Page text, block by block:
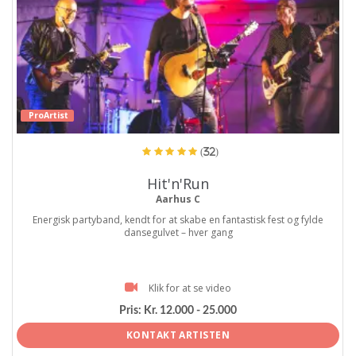
ProArtist
(32)
Hit'n'Run
Aarhus C
Energisk partyband, kendt for at skabe en fantastisk fest og fylde
dansegulvet – hver gang
Klik for at se video
Pris: Kr. 12.000 - 25.000
KONTAKT ARTISTEN